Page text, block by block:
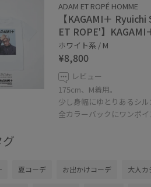
ADAM ET ROPÉ HOMME
【KAGAMI＋
ET ROPE'】KAGAMI
ホワイト系 / M
¥8,800
レビュー
175cm、M着用。
少し身幅にゆとりあるシル
全カラーバックにワンポイ
夏コーデ お出かけコーデ 大人カ